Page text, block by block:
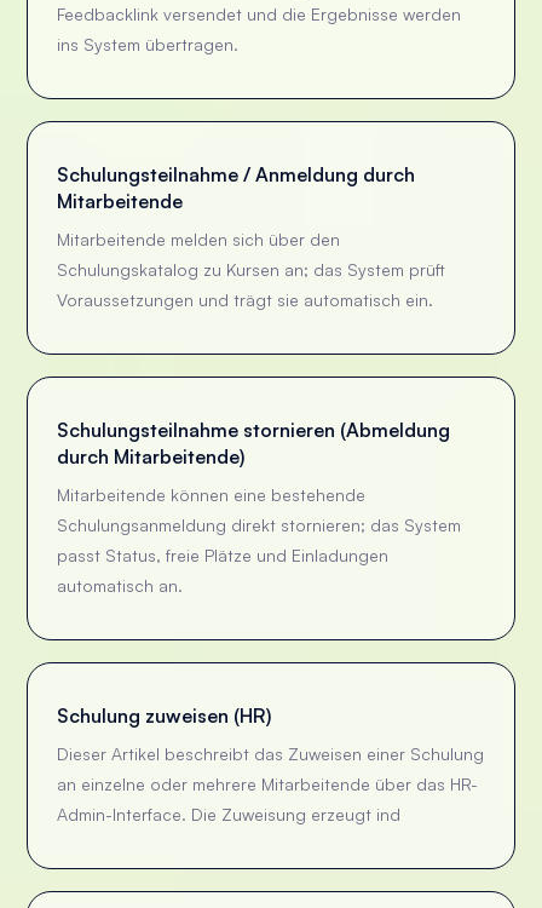
Feedbacklink versendet und die Ergebnisse werden
ins System übertragen.
Schulungsteilnahme / Anmeldung durch
Mitarbeitende
Mitarbeitende melden sich über den
Schulungskatalog zu Kursen an; das System prüft
Voraussetzungen und trägt sie automatisch ein.
Schulungsteilnahme stornieren (Abmeldung
durch Mitarbeitende)
Mitarbeitende können eine bestehende
Schulungsanmeldung direkt stornieren; das System
passt Status, freie Plätze und Einladungen
automatisch an.
Schulung zuweisen (HR)
Dieser Artikel beschreibt das Zuweisen einer Schulung
an einzelne oder mehrere Mitarbeitende über das HR-
Admin-Interface. Die Zuweisung erzeugt ind